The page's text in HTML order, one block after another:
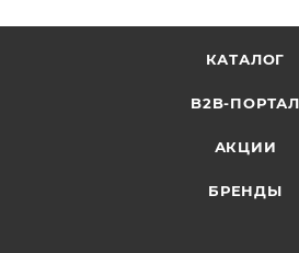
КАТАЛОГ
B2B-ПОРТАЛ
АКЦИИ
БРЕНДЫ